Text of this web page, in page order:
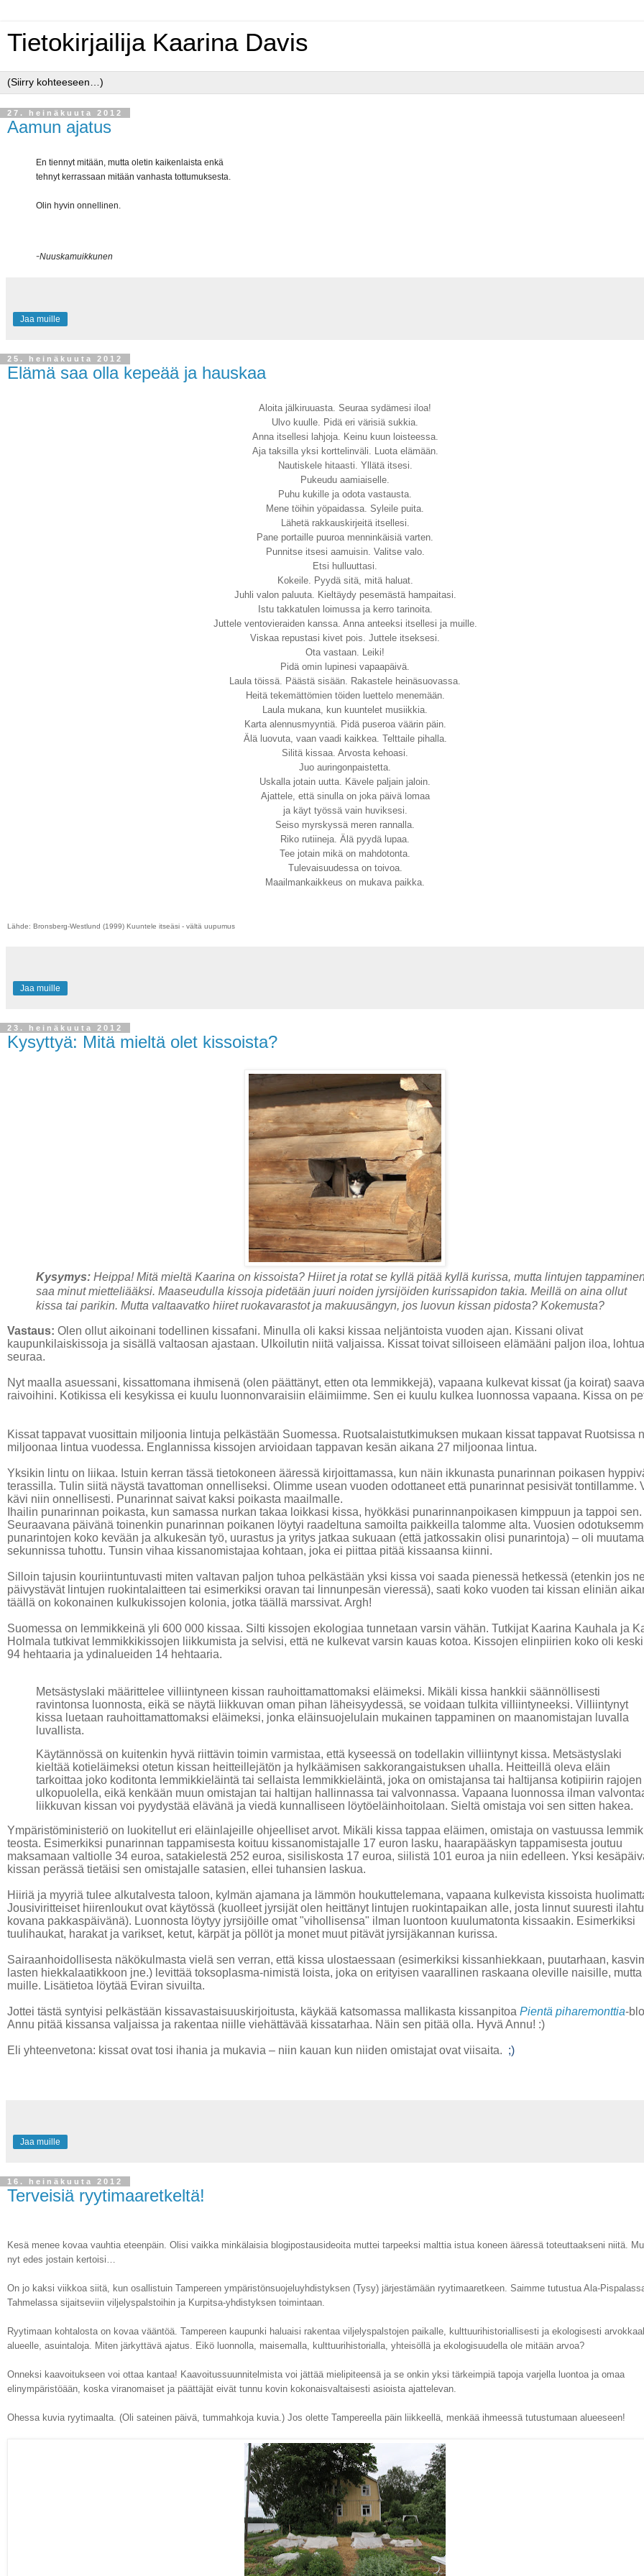
Tietokirjailija Kaarina Davis
27. heinäkuuta 2012
Aamun ajatus
En tiennyt mitään, mutta oletin kaikenlaista enkä
tehnyt kerrassaan mitään vanhasta tottumuksesta.
Olin hyvin onnellinen.
-Nuuskamuikkunen
Jaa muille
25. heinäkuuta 2012
Elämä saa olla kepeää ja hauskaa
Aloita jälkiruuasta. Seuraa sydämesi iloa!
Ulvo kuulle. Pidä eri värisiä sukkia.
Anna itsellesi lahjoja. Keinu kuun loisteessa.
Aja taksilla yksi korttelinväli. Luota elämään.
Nautiskele hitaasti. Yllätä itsesi.
Pukeudu aamiaiselle.
Puhu kukille ja odota vastausta.
Mene töihin yöpaidassa. Syleile puita.
Lähetä rakkauskirjeitä itsellesi.
Pane portaille puuroa menninkäisiä varten.
Punnitse itsesi aamuisin. Valitse valo.
Etsi hulluuttasi.
Kokeile. Pyydä sitä, mitä haluat.
Juhli valon paluuta. Kieltäydy pesemästä hampaitasi.
Istu takkatulen loimussa ja kerro tarinoita.
Juttele ventovieraiden kanssa. Anna anteeksi itsellesi ja muille.
Viskaa repustasi kivet pois. Juttele itseksesi.
Ota vastaan. Leiki!
Pidä omin lupinesi vapaapäivä.
Laula töissä. Päästä sisään. Rakastele heinäsuovassa.
Heitä tekemättömien töiden luettelo menemään.
Laula mukana, kun kuuntelet musiikkia.
Karta alennusmyyntiä. Pidä puseroa väärin päin.
Älä luovuta, vaan vaadi kaikkea. Telttaile pihalla.
Silitä kissaa. Arvosta kehoasi.
Juo auringonpaistetta.
Uskalla jotain uutta. Kävele paljain jaloin.
Ajattele, että sinulla on joka päivä lomaa
ja käyt työssä vain huviksesi.
Seiso myrskyssä meren rannalla.
Riko rutiineja. Älä pyydä lupaa.
Tee jotain mikä on mahdotonta.
Tulevaisuudessa on toivoa.
Maailmankaikkeus on mukava paikka.
Lähde: Bronsberg-Westlund (1999) Kuuntele itseäsi - vältä uupumus
Jaa muille
23. heinäkuuta 2012
Kysyttyä: Mitä mieltä olet kissoista?
Kysymys: Heippa! Mitä mieltä Kaarina on kissoista? Hiiret ja rotat se kyllä pitää kyllä kurissa, mutta lintujen
saa minut mietteliääksi. Maaseudulla kissoja pidetään juuri noiden jyrsijöiden kurissapidon takia. Meillä on aina ollut
kissa tai parikin. Mutta valtaavatko hiiret ruokavarastot ja makuusängyn, jos luovun kissan pidosta? Kokemusta?
Vastaus: Olen ollut aikoinani todellinen kissafani. Minulla oli kaksi kissaa neljäntoista vuoden ajan. Kissani olivat
kaupunkilaiskissoja ja sisällä valtaosan ajastaan. Ulkoilutin niitä valjaissa. Kissat toivat silloiseen elämääni paljon iloa,
seuraa.
Nyt maalla asuessani, kissattomana ihmisenä (olen päättänyt, etten ota lemmikkejä), vapaana kulkevat kissat (ja koirat)
raivoihini. Kotikissa eli kesykissa ei kuulu luonnonvaraisiin eläimiimme. Sen ei kuulu kulkea luonnossa vapaana. Kissa on
Kissat tappavat vuosittain miljoonia lintuja pelkästään Suomessa. Ruotsalaistutkimuksen mukaan kissat tappavat Ruotsissa
miljoonaa lintua vuodessa. Englannissa kissojen arvioidaan tappavan kesän aikana 27 miljoonaa lintua.
Yksikin lintu on liikaa. Istuin kerran tässä tietokoneen ääressä kirjoittamassa, kun näin ikkunasta punarinnan poikasen
terassilla. Tulin siitä näystä tavattoman onnelliseksi. Olimme usean vuoden odottaneet että punarinnat pesisivät tontillamme.
kävi niin onnellisesti. Punarinnat saivat kaksi poikasta maailmalle.
Ihailin punarinnan poikasta, kun samassa nurkan takaa loikkasi kissa, hyökkäsi punarinnanpoikasen kimppuun ja tappoi sen.
Seuraavana päivänä toinenkin punarinnan poikanen löytyi raadeltuna samoilta paikkeilla talomme alta. Vuosien
punarintojen koko kevään ja alkukesän työ, uurastus ja yritys jatkaa sukuaan (että jatkossakin olisi punarintoja) – oli
sekunnissa tuhottu. Tunsin vihaa kissanomistajaa kohtaan, joka ei piittaa pitää kissaansa kiinni.
Silloin tajusin kouriintuntuvasti miten valtavan paljon tuhoa pelkästään yksi kissa voi saada pienessä hetkessä (etenkin jos
päivystävät lintujen ruokintalaitteen tai esimerkiksi oravan tai linnunpesän vieressä), saati koko vuoden tai kissan eliniän
täällä on kokonainen kulkukissojen kolonia, jotka täällä marssivat. Argh!
Suomessa on lemmikkeinä yli 600 000 kissaa. Silti kissojen ekologiaa tunnetaan varsin vähän. Tutkijat Kaarina Kauhala ja
Holmala tutkivat lemmikkikissojen liikkumista ja selvisi, että ne kulkevat varsin kauas kotoa. Kissojen elinpiirien koko oli
94 hehtaaria ja ydinalueiden 14 hehtaaria.
Metsästyslaki määrittelee villiintyneen kissan rauhoittamattomaksi eläimeksi. Mikäli kissa hankkii säännöllisesti
ravintonsa luonnosta, eikä se näytä liikkuvan oman pihan läheisyydessä, se voidaan tulkita villiintyneeksi. Villiintynyt
kissa luetaan rauhoittamattomaksi eläimeksi, jonka eläinsuojelulain mukainen tappaminen on maanomistajan luvalla
luvallista.
Käytännössä on kuitenkin hyvä riittävin toimin varmistaa, että kyseessä on todellakin villiintynyt kissa. Metsästyslaki
kieltää kotieläimeksi otetun kissan heitteillejätön ja hylkäämisen sakkorangaistuksen uhalla. Heitteillä oleva eläin
tarkoittaa joko koditonta lemmikkieläintä tai sellaista lemmikkieläintä, joka on omistajansa tai haltijansa kotipiirin rajojen
ulkopuolella, eikä kenkään muun omistajan tai haltijan hallinnassa tai valvonnassa. Vapaana luonnossa ilman
liikkuvan kissan voi pyydystää elävänä ja viedä kunnalliseen löytöeläinhoitolaan. Sieltä omistaja voi sen sitten hakea.
Ympäristöministeriö on luokitellut eri eläinlajeille ohjeelliset arvot. Mikäli kissa tappaa eläimen, omistaja on vastuussa
teosta. Esimerkiksi punarinnan tappamisesta koituu kissanomistajalle 17 euron lasku, haarapääskyn tappamisesta joutuu
maksamaan valtiolle 34 euroa, satakielestä 252 euroa, sisiliskosta 17 euroa, siilistä 101 euroa ja niin edelleen. Yksi
kissan perässä tietäisi sen omistajalle satasien, ellei tuhansien laskua.
Hiiriä ja myyriä tulee alkutalvesta taloon, kylmän ajamana ja lämmön houkuttelemana, vapaana kulkevista kissoista
Jousiviritteiset hiirenloukut ovat käytössä (kuolleet jyrsijät olen heittänyt lintujen ruokintapaikan alle, josta linnut suuresti
kovana pakkaspäivänä). Luonnosta löytyy jyrsijöille omat "vihollisensa" ilman luontoon kuulumatonta kissaakin. Esimerkiksi
tuulihaukat, harakat ja varikset, ketut, kärpät ja pöllöt ja monet muut pitävät jyrsijäkannan kurissa.
Sairaanhoidollisesta näkökulmasta vielä sen verran, että kissa ulostaessaan (esimerkiksi kissanhiekkaan, puutarhaan,
lasten hiekkalaatikkoon jne.) levittää toksoplasma-nimistä loista, joka on erityisen vaarallinen raskaana oleville naisille, mutta
muille. Lisätietoa löytää Eviran sivuilta.
Jottei tästä syntyisi pelkästään kissavastaisuuskirjoitusta, käykää katsomassa mallikasta kissanpitoa Pientä piharemonttia-
Annu pitää kissansa valjaissa ja rakentaa niille viehättävää kissatarhaa. Näin sen pitää olla. Hyvä Annu! :)
Eli yhteenvetona: kissat ovat tosi ihania ja mukavia – niin kauan kun niiden omistajat ovat viisaita. ;)
Jaa muille
16. heinäkuuta 2012
Terveisiä ryytimaaretkeltä!
Kesä menee kovaa vauhtia eteenpäin. Olisi vaikka minkälaisia blogipostausideoita muttei tarpeeksi malttia istua koneen ääressä toteuttaakseni niitä.
nyt edes jostain kertoisi…
On jo kaksi viikkoa siitä, kun osallistuin Tampereen ympäristönsuojeluyhdistyksen (Tysy) järjestämään ryytimaaretkeen. Saimme tutustua Ala-
Tahmelassa sijaitseviin viljelyspalstoihin ja Kurpitsa-yhdistyksen toimintaan.
Ryytimaan kohtalosta on kovaa vääntöä. Tampereen kaupunki haluaisi rakentaa viljelyspalstojen paikalle, kulttuurihistoriallisesti ja ekologisesti
alueelle, asuintaloja. Miten järkyttävä ajatus. Eikö luonnolla, maisemalla, kulttuurihistorialla, yhteisöllä ja ekologisuudella ole mitään arvoa?
Onneksi kaavoitukseen voi ottaa kantaa! Kaavoitussuunnitelmista voi jättää mielipiteensä ja se onkin yksi tärkeimpiä tapoja varjella luontoa ja omaa
elinympäristöään, koska viranomaiset ja päättäjät eivät tunnu kovin kokonaisvaltaisesti asioista ajattelevan.
Ohessa kuvia ryytimaalta. (Oli sateinen päivä, tummahkoja kuvia.) Jos olette Tampereella päin liikkeellä, menkää ihmeessä tutustumaan alueeseen!